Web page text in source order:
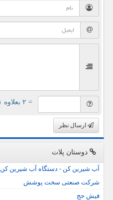
= ۲ بعلاوه ۱
ارسال نظر
دوستان پلات
آب شیرین کن - دستگاه آب شیرین کن
شرکت صنعتی سخت پوشش
فیش حج